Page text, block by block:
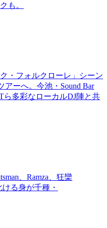
も。
・フォルクローレ」シーン
ーへ。今池・Sound Bar
ら多彩なローカルDJ陣と共
、Ramza、狂欒
る身が千種・